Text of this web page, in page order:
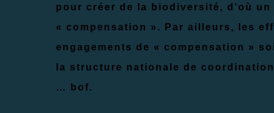
pour créer de la biodiversité, d'où un
« compensation ». Par ailleurs, les
engagements de « compensation »
la structure nationale de
… bof.